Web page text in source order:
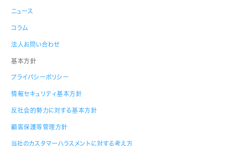
ニュース
コラム
法人お問い合わせ
基本方針
プライバシーポリシー
情報セキュリティ基本方針
反社会的勢力に対する基本方針
顧客保護等管理方針
当社のカスタマーハラスメントに対する考え方